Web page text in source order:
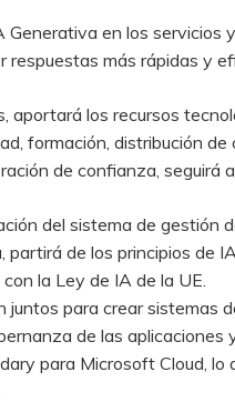
en los
más rápidas y
aportará los recursos
formación, distribución
de confianza,
del sistema de
de los principios de
la Ley de IA de la UE.
para crear sistemas
de las
para Microsoft Cloud,